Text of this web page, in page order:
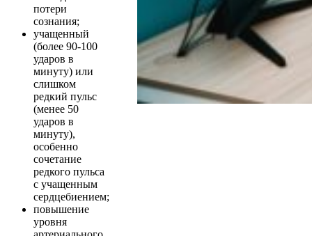
потери
сознания;
учащенный
(более 90-100
ударов в
минуту) или
слишком
редкий пульс
(менее 50
ударов в
минуту),
особенно
сочетание
редкого пульса
с учащенным
сердцебиением;
повышение
уровня